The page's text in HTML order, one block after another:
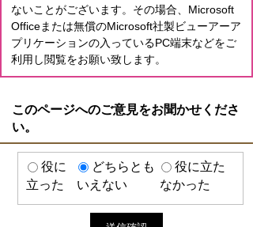
ないことがございます。その場合、Microsoft
Officeまたは無償のMicrosoft社製ビューアーア
プリケーションの入っているPC端末などをご
利用し閲覧をお願い致します。
このページへのご意見をお聞かせくださ
い。
役に
立った
どちらとも
いえない
役に立た
なかった